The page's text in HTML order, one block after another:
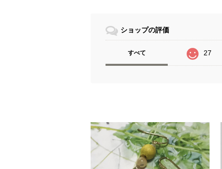
ショップの評価
すべて 27